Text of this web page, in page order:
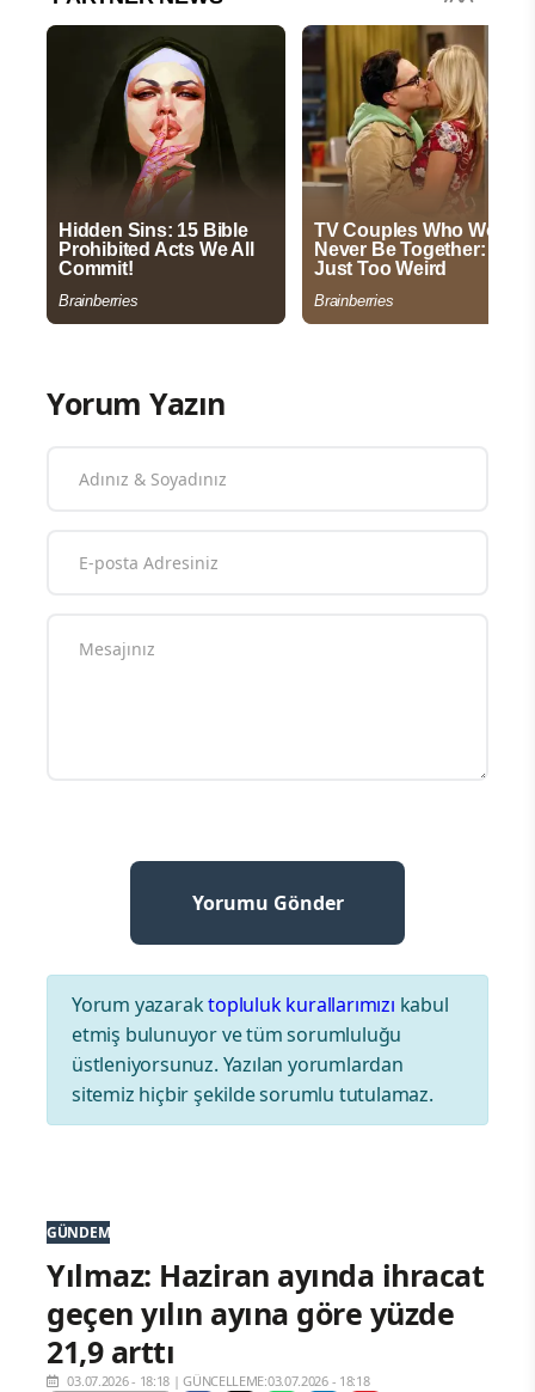
Yorum Yazın
Yorum yazaraktopluluk kurallarımızı kabul
etmiş bulunuyor ve tüm sorumluluğu
üstleniyorsunuz. Yazılan yorumlardan
sitemiz hiçbir şekilde sorumlu tutulamaz.
GÜNDEM
Yılmaz: Haziran ayında ihracat
geçen yılın ayına göre yüzde
21,9 arttı
03.07.2026 - 18:18 |GÜNCELLEME:03.07.2026 - 18:18